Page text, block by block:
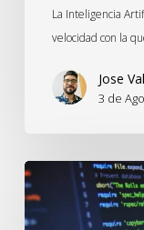
La Inteligencia
velocidad con la
Jose
3 de
Privacidad
desde
el